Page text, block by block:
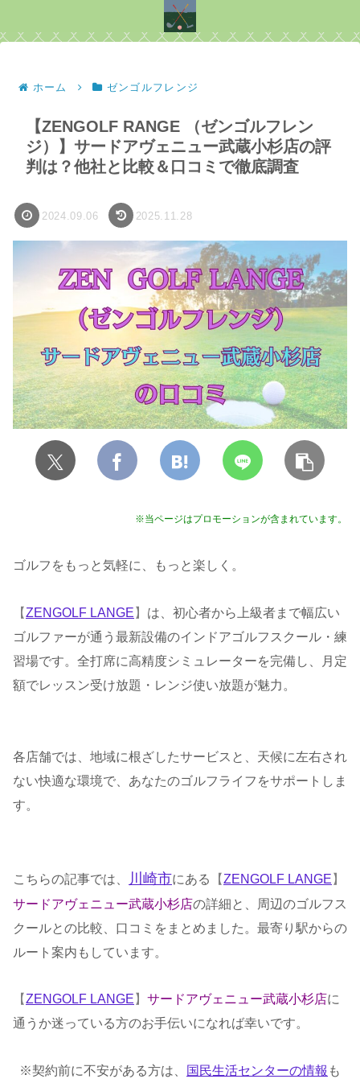
ホーム ゼンゴルフレンジ
【ZENGOLF RANGE （ゼンゴルフレン
ジ）】サードアヴェニュー武蔵小杉店の評
判は？他社と比較＆口コミで徹底調査
2024.09.06 2025.11.28
※当ページはプロモーションが含まれています。
ゴルフをもっと気軽に、もっと楽しく。
【ZENGOLF LANGE 】 は、初心者から上級者まで幅広い
ゴルファーが通う最新設備のインドアゴルフスクール・練
習場です。全打席に高精度シミュレーターを完備し、月定
額でレッスン受け放題・レンジ使い放題が魅力。
各店舗では、地域に根ざしたサービスと、天候に左右され
ない快適な環境で、あなたのゴルフライフをサポートしま
す。
こちらの記事では、 川崎市にある 【ZENGOLF LANGE 】
サードアヴェニュー武蔵小杉店の詳細と、周辺のゴルフス
クールとの比較、口コミをまとめました。最寄り駅からの
ルート案内もしています。
【ZENGOLF LANGE 】 サードアヴェニュー武蔵小杉店に
通うか迷っている方のお手伝いになれば幸いです。
※契約前に不安がある方は、 国民生活センターの情報 も